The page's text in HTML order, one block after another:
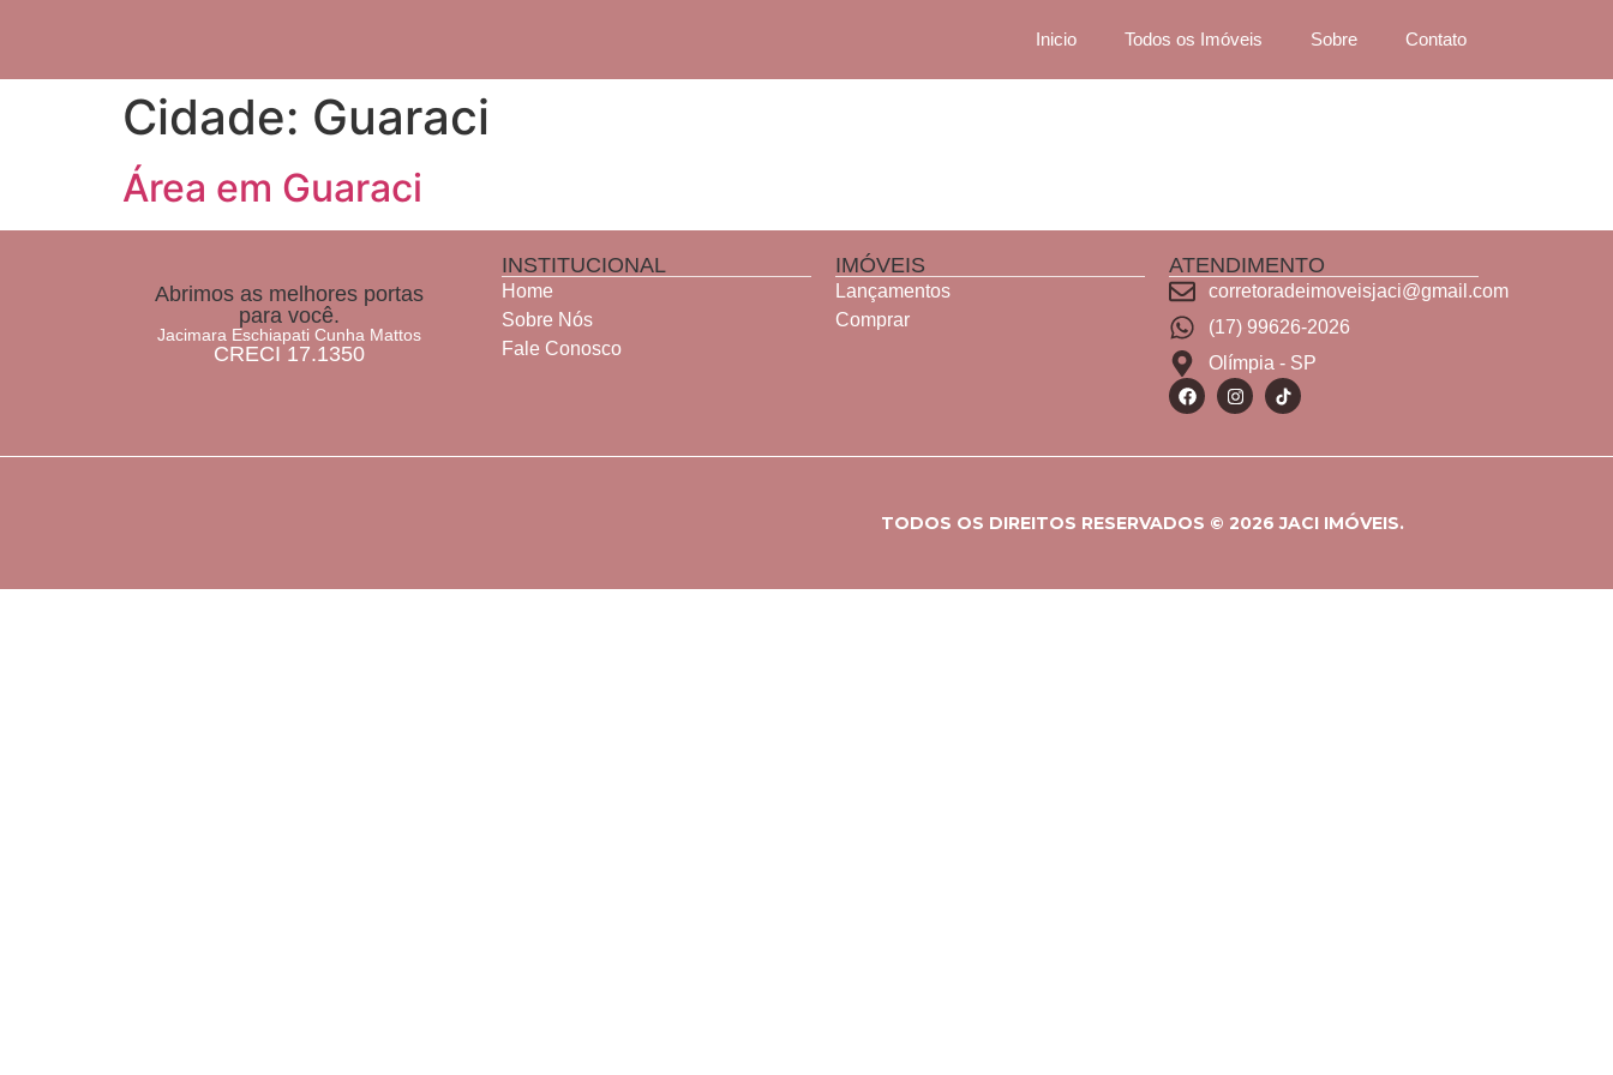
Inicio Todos os Imóveis Sobre Contato
Cidade: Guaraci
Área em Guaraci
Abrimos as melhores portas
para você.
Jacimara Eschiapati Cunha Mattos
CRECI 17.1350
INSTITUCIONAL
Home
Sobre Nós
Fale Conosco
IMÓVEIS
Lançamentos
Comprar
ATENDIMENTO
corretoradeimoveisjaci@gmail.com
(17) 99626-2026
Olímpia - SP
TODOS OS DIREITOS RESERVADOS © 2026 JACI IMÓVEIS.